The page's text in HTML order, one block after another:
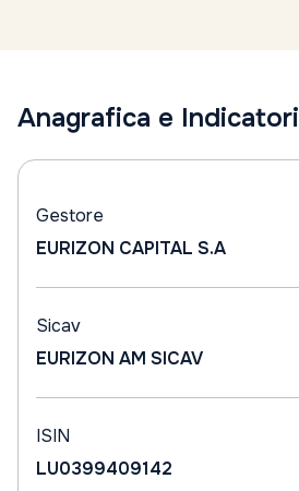
Anagrafica e Indicatori
Gestore
EURIZON CAPITAL S.A
Sicav
EURIZON AM SICAV
ISIN
LU0399409142